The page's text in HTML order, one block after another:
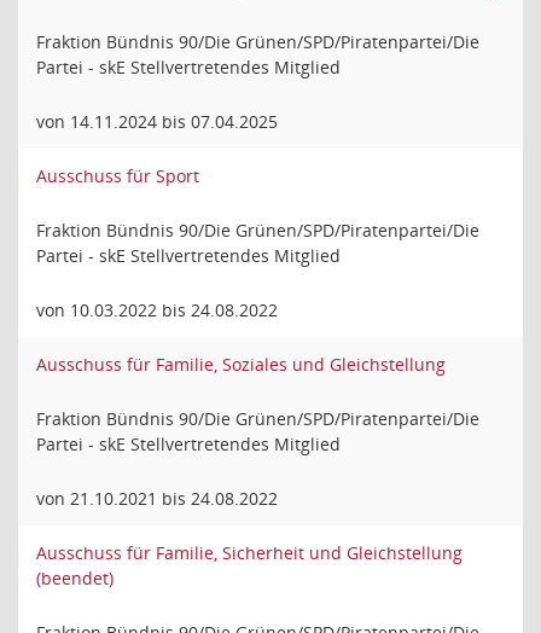
Fraktion Bündnis 90/Die Grünen/SPD/Piratenpartei/Die
Partei - skE Stellvertretendes Mitglied
von 14.11.2024 bis 07.04.2025
Ausschuss für Sport
Fraktion Bündnis 90/Die Grünen/SPD/Piratenpartei/Die
Partei - skE Stellvertretendes Mitglied
von 10.03.2022 bis 24.08.2022
Ausschuss für Familie, Soziales und Gleichstellung
Fraktion Bündnis 90/Die Grünen/SPD/Piratenpartei/Die
Partei - skE Stellvertretendes Mitglied
von 21.10.2021 bis 24.08.2022
Ausschuss für Familie, Sicherheit und Gleichstellung
(beendet)